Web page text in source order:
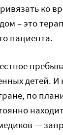
ко
– это
пациента.
детей.
по
—